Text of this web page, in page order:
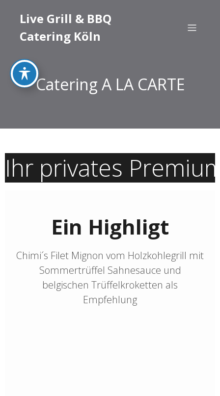
Live Grill & BBQ
Catering Köln
Catering A LA CARTE
Ihr privates
Ein Highligt
Chimi´s Filet Mignon vom Holzkohlegrill mit
Sommertrüffel Sahnesauce und
belgischen Trüffelkroketten als
Empfehlung